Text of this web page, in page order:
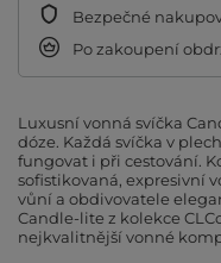
Bezpečné
Po zakoupení
Luxusní vonná svíčka
dóze. Každá svíčka v
fungovat i při cestování.
sofistikovaná, expresivní
vůní a obdivovatele
Candle-lite z kolekce
nejkvalitnější vonné